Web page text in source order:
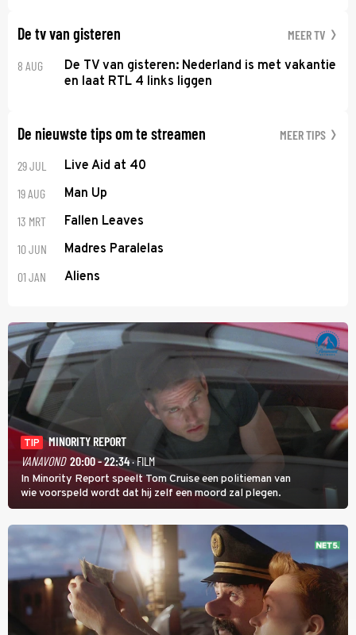
De tv van gisteren MEER TV
8 AUG
De TV van gisteren: Nederland is met vakantie
en laat RTL 4 links liggen
De nieuwste tips om te streamen MEER TIPS
29 JUL Live Aid at 40
19 AUG Man Up
13 MRT Fallen Leaves
10 JUN Madres Paralelas
01 JAN Aliens
TIP
MINORITY REPORT
VANAVOND 20:00 - 22:34· FILM
In Minority Report speelt Tom Cruise een politieman van
wie voorspeld wordt dat hij zelf een moord zal plegen.